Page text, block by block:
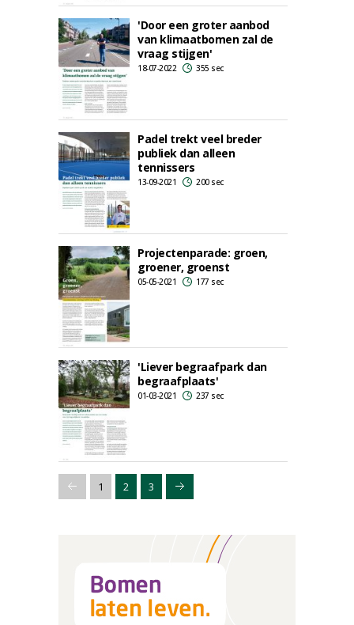
'Door een groter aanbod
van klimaatbomen zal de
vraag stijgen'
18-07-2022 355 sec
Padel trekt veel breder
publiek dan alleen
tennissers
13-09-2021 200 sec
Projectenparade: groen,
groener, groenst
05-05-2021 177 sec
'Liever begraafpark dan
begraafplaats'
01-03-2021 237 sec
1 2 3